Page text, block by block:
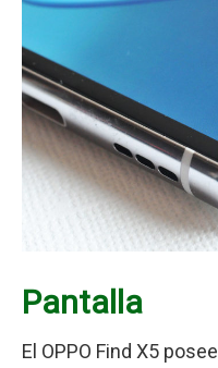
Pantalla
El OPPO Find X5